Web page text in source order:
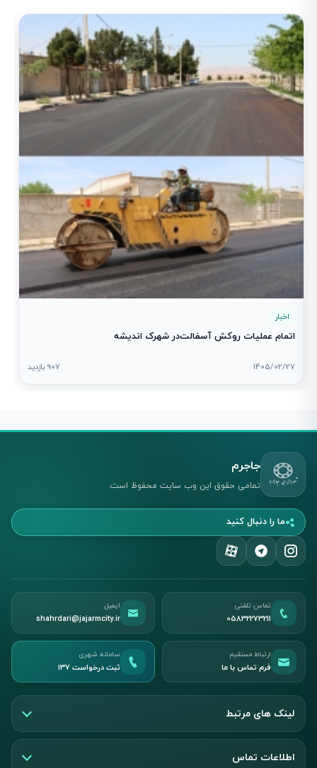
اخبار
اتمام عملیات روکش آسفالت‌در شهرک اندیشه
1405/02/27 907 بازدید
جاجرم
تمامی حقوق این وب سایت محفوظ است.
ما را دنبال کنید
تماس تلفنی
05832273211
ایمیل
shahrdari@jajarmcity.ir
ارتباط مستقیم
فرم تماس با ما
سامانه شهری
ثبت درخواست ۱۳۷
لینک های مرتبط
اطلاعات تماس